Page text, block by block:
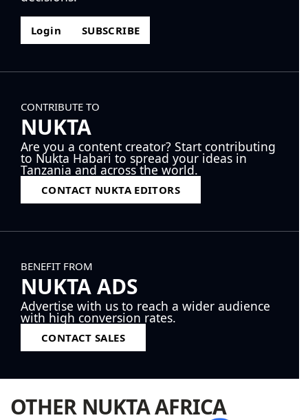
Login SUBSCRIBE
CONTRIBUTE TO
NUKTA
Are you a content creator? Start contributing
to Nukta Habari to spread your ideas in
Tanzania and across the world.
CONTACT NUKTA EDITORS
BENEFIT FROM
NUKTA ADS
Advertise with us to reach a wider audience
with high conversion rates.
CONTACT SALES
OTHER NUKTA AFRICA